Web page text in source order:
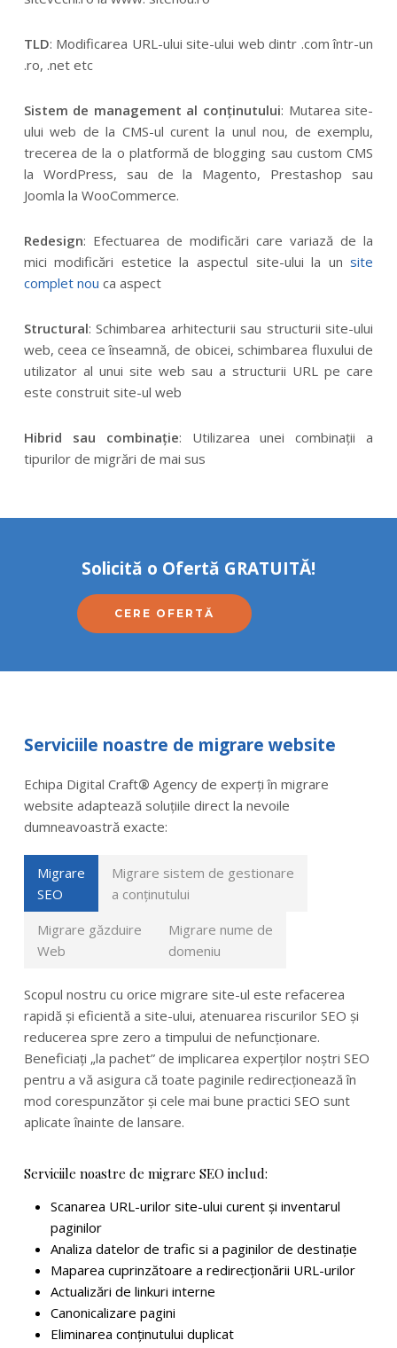
TLD: Modificarea URL-ului site-ului web dintr .com într-un
.ro, .net etc
Sistem de management al conținutului: Mutarea site-
ului web de la CMS-ul curent la unul nou, de exemplu,
trecerea de la o platformă de blogging sau custom CMS
la WordPress, sau de la Magento, Prestashop sau
Joomla la WooCommerce.
Redesign: Efectuarea de modificări care variază de la
mici modificări estetice la aspectul site-ului la unsite
complet nou ca aspect
Structural: Schimbarea arhitecturii sau structurii site-ului
web, ceea ce înseamnă, de obicei, schimbarea fluxului de
utilizator al unui site web sau a structurii URL pe care
este construit site-ul web
Hibrid sau combinație: Utilizarea unei combinații a
tipurilor de migrări de mai sus
Solicită o Ofertă GRATUITĂ!
CERE OFERTĂ
Serviciile noastre de migrare website
Echipa Digital Craft® Agency de experți în migrare
website adaptează soluțiile direct la nevoile
dumneavoastră exacte:
Migrare
SEO
Migrare sistem de gestionare
a conținutului
Migrare găzduire
Web
Migrare nume de
domeniu
Scopul nostru cu orice migrare site-ul este refacerea
rapidă și eficientă a site-ului, atenuarea riscurilor SEO și
reducerea spre zero a timpului de nefuncționare.
Beneficiați „la pachet” de implicarea experților noștri SEO
pentru a vă asigura că toate paginile redirecționează în
mod corespunzător și cele mai bune practici SEO sunt
aplicate înainte de lansare.
Serviciile noastre de migrare SEO includ:
Scanarea URL-urilor site-ului curent și inventarul
paginilor
Analiza datelor de trafic si a paginilor de destinație
Maparea cuprinzătoare a redirecționării URL-urilor
Actualizări de linkuri interne
Canonicalizare pagini
Eliminarea conținutului duplicat